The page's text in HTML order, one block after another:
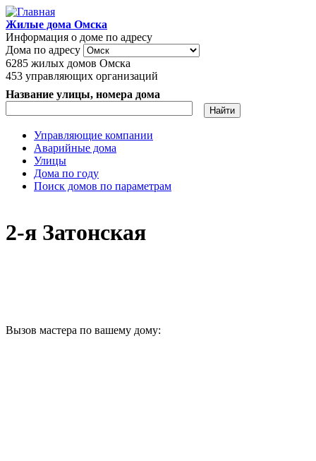
Перейти к основному содержанию
Жилые дома Омска
Информация о доме по адресу
Дома по адресу
6285 жилых домов Омска
453 управляющих организаций
Название улицы, номера дома
Главное меню
Управляющие компании
Аварийные дома
Улицы
Дома по году
Поиск домов по параметрам
2-я Затонская
Вызов мастера по вашему дому: